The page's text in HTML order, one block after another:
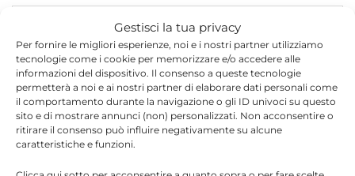
Gestisci la tua privacy
Per fornire le migliori esperienze, noi e i nostri partner utilizziamo
tecnologie come i cookie per memorizzare e/o accedere alle
informazioni del dispositivo. Il consenso a queste tecnologie
permetterà a noi e ai nostri partner di elaborare dati personali come
il comportamento durante la navigazione o gli ID univoci su questo
sito e di mostrare annunci (non) personalizzati. Non acconsentire o
ritirare il consenso può influire negativamente su alcune
caratteristiche e funzioni.
Sito web